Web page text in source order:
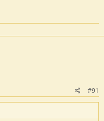
#91